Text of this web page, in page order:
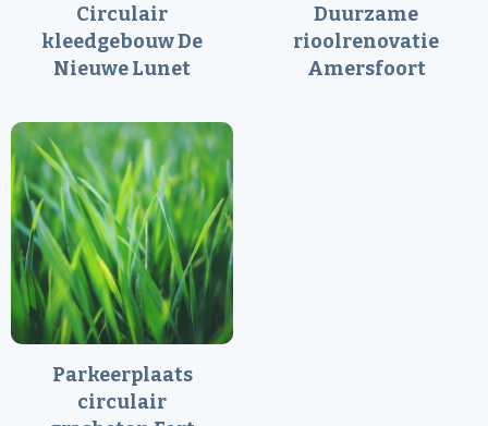
Circulair
kleedgebouw De
Nieuwe Lunet
Duurzame
rioolrenovatie
Amersfoort
Parkeerplaats
circulair